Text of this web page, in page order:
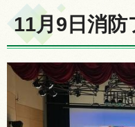
11月9日消